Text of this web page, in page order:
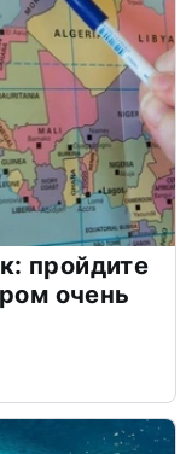
пройдите
очень